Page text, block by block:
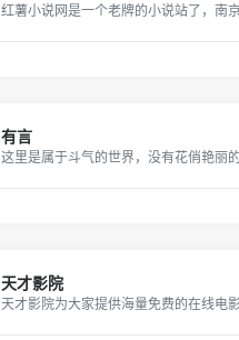
红薯小说网是一个老牌的小说站了，南
有言
这里是属于斗气的世界，没有花俏艳丽
天才影院
天才影院为大家提供海量免费的在线电